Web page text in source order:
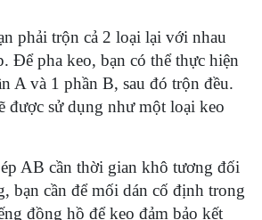
phải trộn cả 2 loại lại với nhau
Để pha keo, bạn có thể thực hiện
A và 1 phần B, sau đó trộn đều.
được sử dụng như một loại keo
AB cần thời gian khô tương đối
bạn cần để mối dán cố định trong
đồng hồ để keo đảm bảo kết